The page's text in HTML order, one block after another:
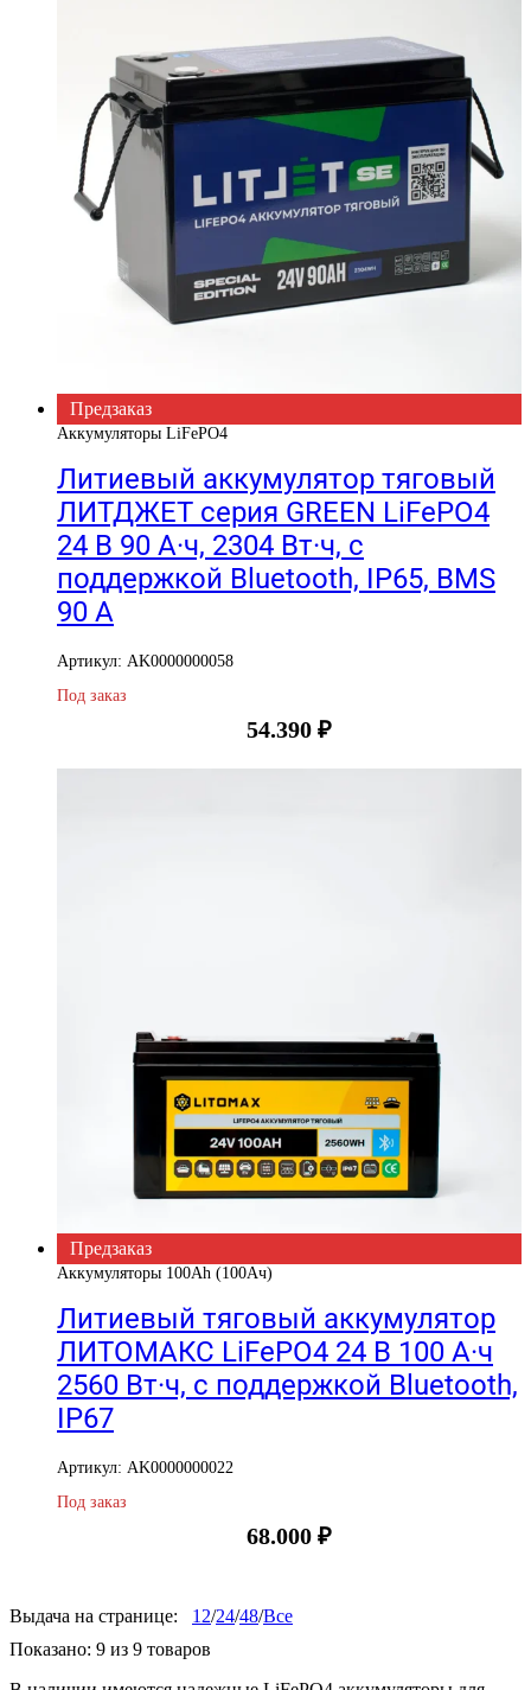
Предзаказ
Аккумуляторы LiFePO4
Литиевый аккумулятор тяговый
ЛИТДЖЕТ серия GREEN LiFePO4
24 В 90 А·ч, 2304 Вт·ч, c
поддержкой Bluetooth, IP65, BMS
90 А
Артикул: AK0000000058
Под заказ
54.390 ₽
Предзаказ
Аккумуляторы 100Ah (100Ач)
Литиевый тяговый аккумулятор
ЛИТОМАКС LiFePO4 24 В 100 А·ч
2560 Вт·ч, с поддержкой Bluetooth,
IP67
Артикул: AK0000000022
Под заказ
68.000 ₽
Выдача на странице: 12/24/48/Все
Показано: 9 из 9 товаров